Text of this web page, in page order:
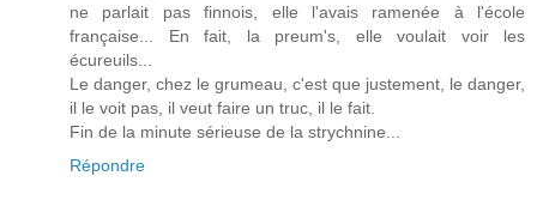
ne parlait pas finnois, elle l'avais ramenée à l'école
française... En fait, la preum's, elle voulait voir les
écureuils...
Le danger, chez le grumeau, c'est que justement, le danger,
il le voit pas, il veut faire un truc, il le fait.
Fin de la minute sérieuse de la strychnine...
Répondre